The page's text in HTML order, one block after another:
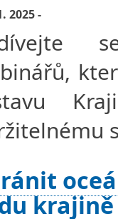
2025 -
krajině